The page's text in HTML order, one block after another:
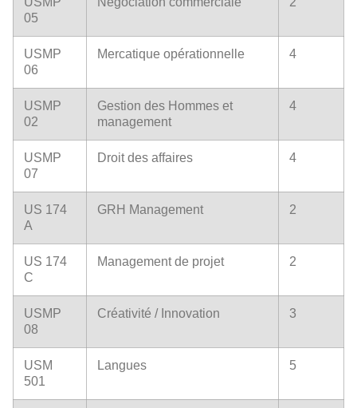
05
USMP
06
Mercatique opérationnelle 4
USMP
02
Gestion des Hommes et
management
4
USMP
07
Droit des affaires 4
US 174
A
GRH Management 2
US 174
C
Management de projet 2
USMP
08
Créativité / Innovation 3
USM
501
Langues 5